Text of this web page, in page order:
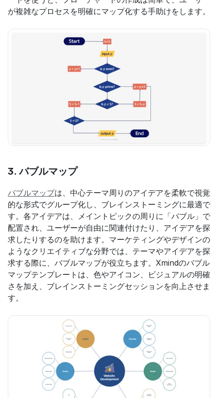
が複雑なプロセスを明確にマップ化する手助けをします。
3. バブルマップ
バブルマップは、中心テーマ周りのアイデアを柔軟で視覚
的な形式でグループ化し、ブレインストーミングに最適で
す。各アイデアは、メイントピックの周りに「バブル」で
配置され、ユーザーが自由に関連付けたり、アイデアを探
求したりするのを助けます。マーケティングやデザインの
ようなクリエイティブな分野では、テーマやアイデアを探
求する際に、バブルマップが役立ちます。Xmindのバブル
マップテンプレートは、色やアイコン、ビジュアルの明確
さを加え、ブレインストーミングセッションを向上させま
す。